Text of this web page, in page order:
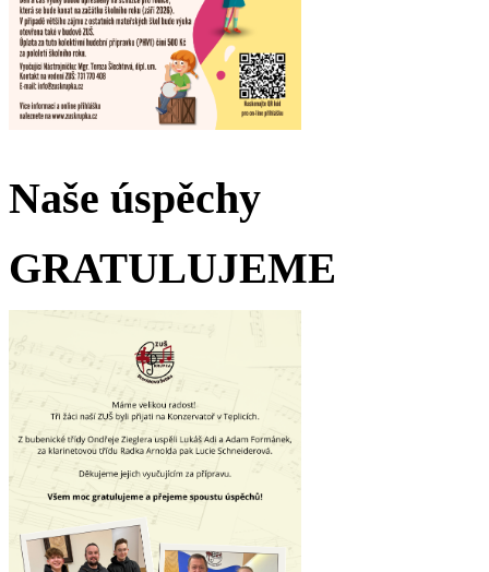
Naše úspěchy
GRATULUJEME